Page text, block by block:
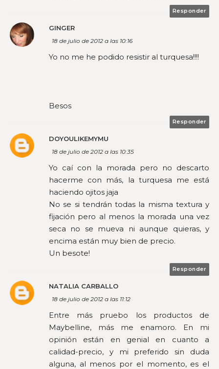
Responder
GINGER
18 de julio de 2012 a las 10:16
Yo no me he podido resistir al turquesa!!!!
Besos
Responder
DOYOULIKEMYMU
18 de julio de 2012 a las 10:35
Yo caí con la morada pero no descarto
hacerme con más, la turquesa me está
haciendo ojitos jaja
No se si tendrán todas la misma textura y
fijación pero al menos la morada una vez
seca no se mueva ni aunque quieras, y
encima están muy bien de precio.
Un besote!
Responder
NATALIA CARBALLO
18 de julio de 2012 a las 11:12
Entre más pruebo los productos de
Maybelline, más me enamoro. En mi
opinión están en genial en cuanto a
calidad-precio, y mi preferido sin duda
alguna, al menos por el momento, es el